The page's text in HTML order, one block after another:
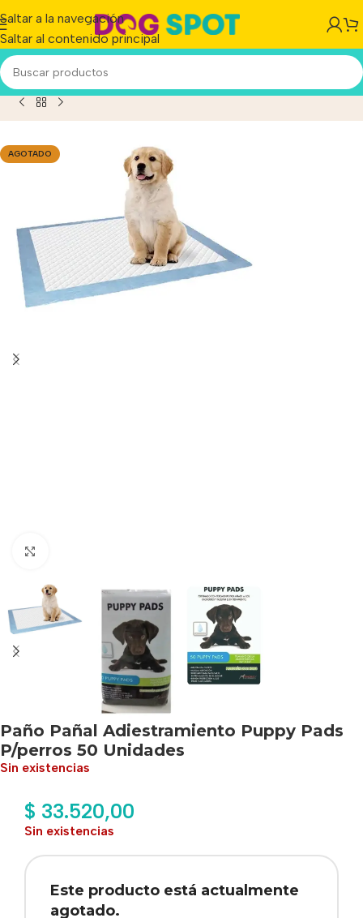
Saltar a la navegación
Saltar al contenido principal
Pañal Adiestramiento Puppy Pads P/perros 50 Unidades
AGOTADO
Paño Pañal Adiestramiento Puppy Pads
P/perros 50 Unidades
Sin existencias
$ 33.520,00
Sin existencias
Este producto está actualmente
agotado.